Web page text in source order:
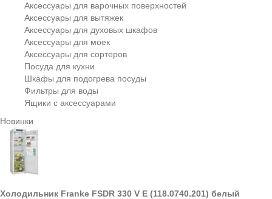
Аксессуары для варочных поверхностей
Аксессуары для вытяжек
Аксессуары для духовых шкафов
Аксессуары для моек
Аксессуары для сортеров
Посуда для кухни
Шкафы для подогрева посуды
Фильтры для воды
Ящики с аксессуарами
Новинки
Холодильник Franke FSDR 330 V E (118.0740.201) белый